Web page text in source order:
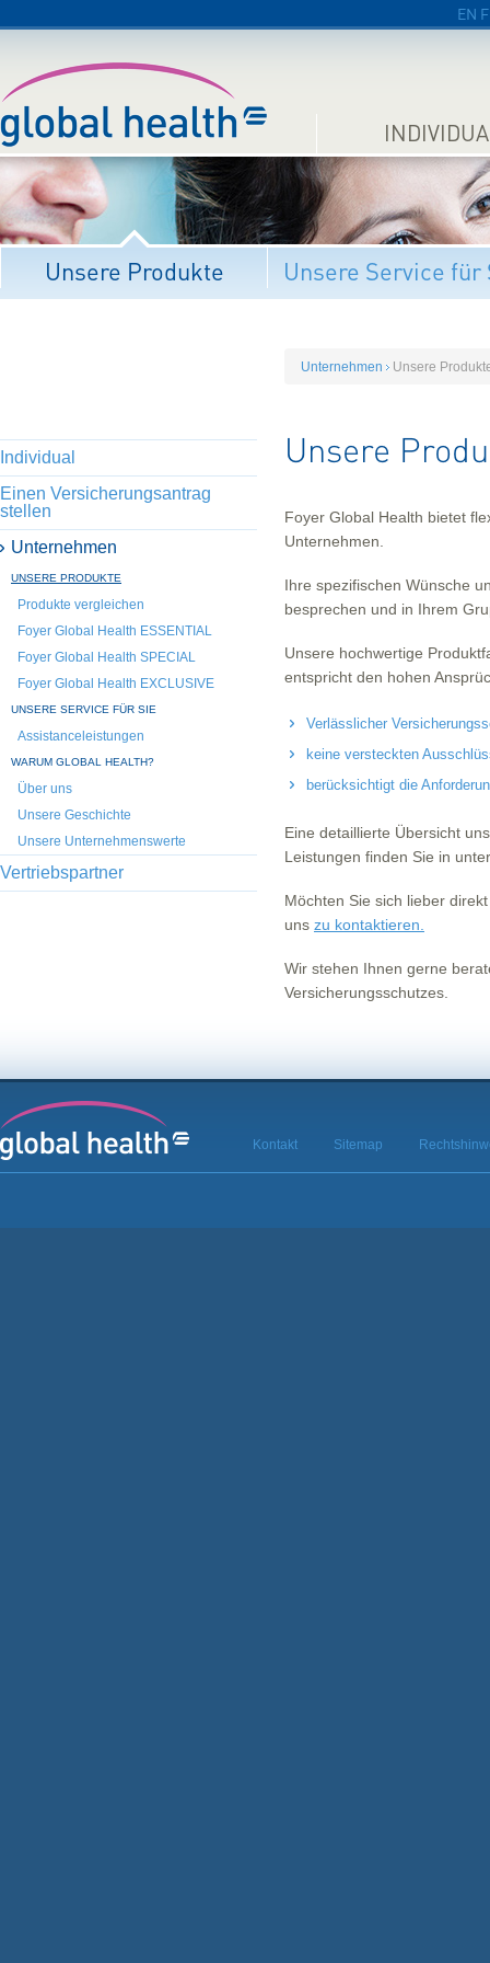
EN
Unsere Produkte Unsere Service für
Unternehmen Unsere
Individual
Einen Versicherungsantrag
stellen
Unternehmen
UNSERE PRODUKTE
Produkte vergleichen
Foyer Global Health ESSENTIAL
Foyer Global Health SPECIAL
Foyer Global Health EXCLUSIVE
UNSERE SERVICE FÜR SIE
Assistanceleistungen
WARUM GLOBAL HEALTH?
Über uns
Unsere Geschichte
Unsere Unternehmenswerte
Vertriebspartner
Unsere
Foyer Global Health bietet
Unternehmen.
Ihre spezifischen Wünsche
besprechen und in Ihrem
Unsere hochwertige
entspricht den hohen
Verlässlicher
keine versteckten
berücksichtigt die
Eine detaillierte Übersicht
Leistungen finden Sie in
Möchten Sie sich lieber
uns zu kontaktieren.
Wir stehen Ihnen gerne
Versicherungsschutzes.
Kontakt Sitemap